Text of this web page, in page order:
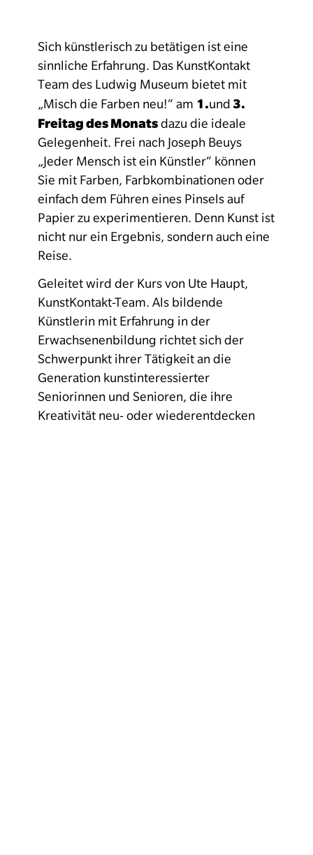
Sich künstlerisch zu betätigen ist eine
sinnliche Erfahrung. Das KunstKontakt
Team des Ludwig Museum bietet mit
„Misch die Farben neu!“ am 1.und 3.
Freitag des Monatsdazu die ideale
Gelegenheit. Frei nach Joseph Beuys
„Jeder Mensch ist ein Künstler“ können
Sie mit Farben, Farbkombinationen oder
einfach dem Führen eines Pinsels auf
Papier zu experimentieren. Denn Kunst ist
nicht nur ein Ergebnis, sondern auch eine
Reise.
Geleitet wird der Kurs von Ute Haupt,
KunstKontakt-Team. Als bildende
Künstlerin mit Erfahrung in der
Erwachsenenbildung richtet sich der
Schwerpunkt ihrer Tätigkeit an die
Generation kunstinteressierter
Seniorinnen und Senioren, die ihre
Kreativität neu- oder wiederentdecken